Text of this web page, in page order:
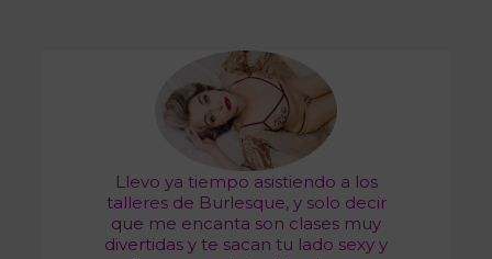
Llevo ya tiempo asistiendo a los
talleres de Burlesque, y solo decir
que me encanta son clases muy
divertidas y te sacan tu lado sexy y